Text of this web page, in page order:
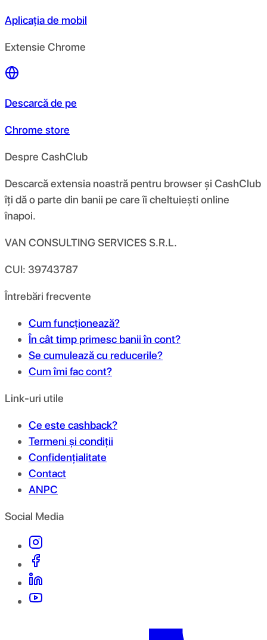
Aplicația de mobil
Extensie Chrome
Descarcă de pe
Chrome store
Despre CashClub
Descarcă extensia noastră pentru browser și CashClub
îți dă o parte din banii pe care îi cheltuiești online
înapoi.
VAN CONSULTING SERVICES S.R.L.
CUI: 39743787
Întrebări frecvente
Cum funcționează?
În cât timp primesc banii în cont?
Se cumulează cu reducerile?
Cum îmi fac cont?
Link-uri utile
Ce este cashback?
Termeni și condiții
Confidențialitate
Contact
ANPC
Social Media